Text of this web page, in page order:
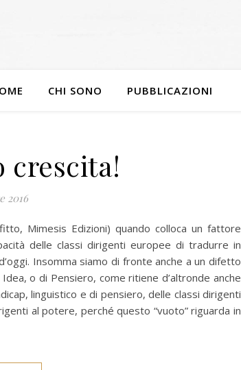
CHI SONO PUBBLICAZIONI
crescita!
2016
Mimesis Edizioni) quando colloca un fattore
delle classi dirigenti europee di tradurre in
Insomma siamo di fronte anche a un difetto
o di Pensiero, come ritiene d’altronde anche
linguistico e di pensiero, delle classi dirigenti
al potere, perché questo “vuoto” riguarda in